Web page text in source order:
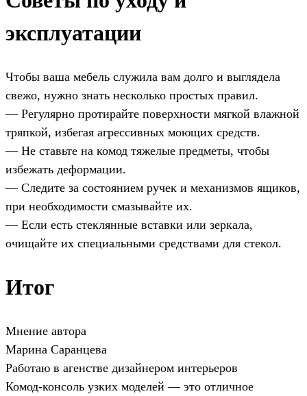
эксплуатации
Чтобы ваша мебель служила вам долго и выглядела
свежо, нужно знать несколько простых правил.
— Регулярно протирайте поверхности мягкой влажной
тряпкой, избегая агрессивных моющих средств.
— Не ставьте на комод тяжелые предметы, чтобы
избежать деформации.
— Следите за состоянием ручек и механизмов ящиков,
при необходимости смазывайте их.
— Если есть стеклянные вставки или зеркала,
очищайте их специальными средствами для стекол.
Итог
Мнение автора
Марина Саранцева
Работаю в агенстве дизайнером интерьеров
Комод-консоль узких моделей — это отличное